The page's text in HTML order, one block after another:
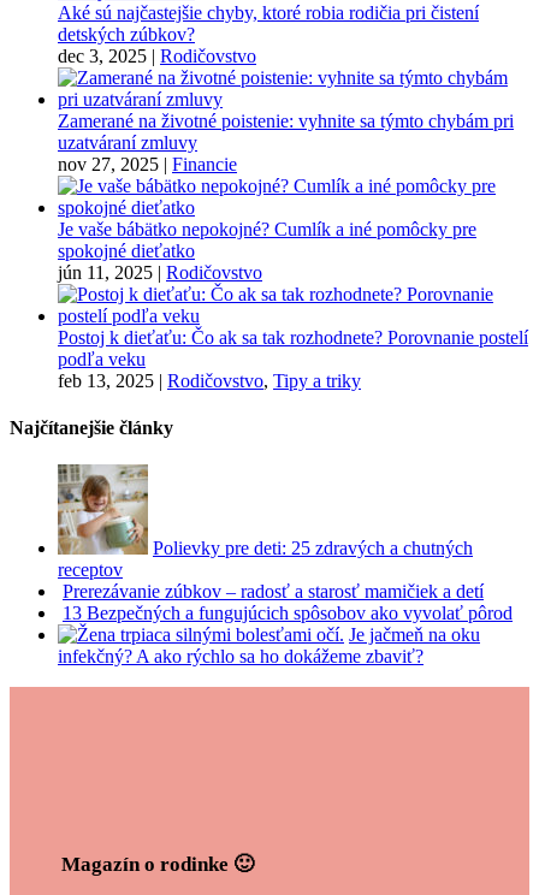
Aké sú najčastejšie chyby, ktoré robia rodičia pri čistení
detských zúbkov?
dec 3, 2025 | Rodičovstvo
Zamerané na životné poistenie: vyhnite sa týmto chybám pri
uzatváraní zmluvy
nov 27, 2025 | Financie
Je vaše bábätko nepokojné? Cumlík a iné pomôcky pre
spokojné dieťatko
jún 11, 2025 | Rodičovstvo
Postoj k dieťaťu: Čo ak sa tak rozhodnete? Porovnanie postelí
podľa veku
feb 13, 2025 | Rodičovstvo, Tipy a triky
Najčítanejšie články
Polievky pre deti: 25 zdravých a chutných
receptov
Prerezávanie zúbkov – radosť a starosť mamičiek a detí
13 Bezpečných a fungujúcich spôsobov ako vyvolať pôrod
Je jačmeň na oku
infekčný? A ako rýchlo sa ho dokážeme zbaviť?
Magazín o rodinke 🙂